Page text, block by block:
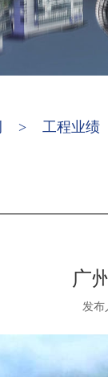
> 工程业绩
广
发布